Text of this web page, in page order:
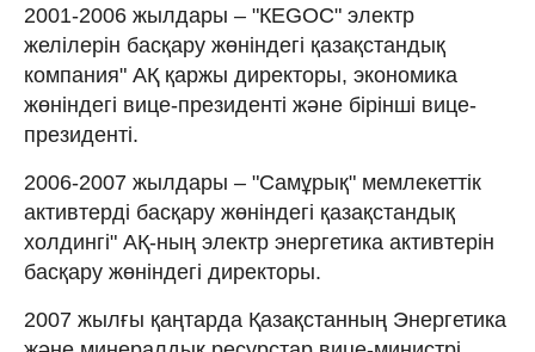
2001-2006 жылдары – "КEGOC" электр
желілерін басқару жөніндегі қазақстандық
компания" АҚ қаржы директоры, экономика
жөніндегі вице-президенті және бірінші вице-
президенті.
2006-2007 жылдары – "Самұрық" мемлекеттік
активтерді басқару жөніндегі қазақстандық
холдингі" АҚ-ның электр энергетика активтерін
басқару жөніндегі директоры.
2007 жылғы қаңтарда Қазақстанның Энергетика